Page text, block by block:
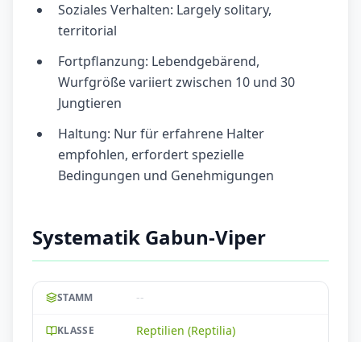
Soziales Verhalten: Largely solitary,
territorial
Fortpflanzung: Lebendgebärend,
Wurfgröße variiert zwischen 10 und 30
Jungtieren
Haltung: Nur für erfahrene Halter
empfohlen, erfordert spezielle
Bedingungen und Genehmigungen
Systematik Gabun-Viper
STAMM --
KLASSE Reptilien (Reptilia)